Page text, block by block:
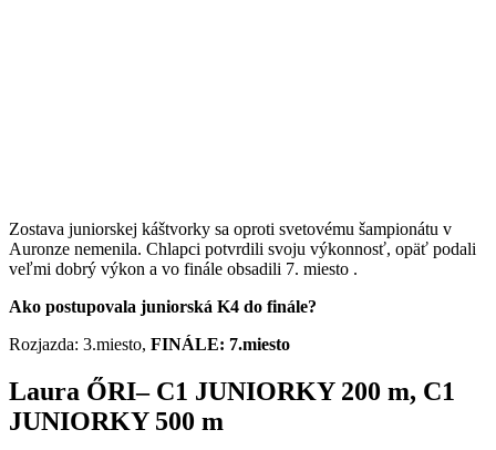
Zostava juniorskej káštvorky sa oproti svetovému šampionátu v
Auronze nemenila. Chlapci potvrdili svoju výkonnosť, opäť podali
veľmi dobrý výkon a vo finále obsadili 7. miesto .
Ako postupovala juniorská K4 do finále?
Rozjazda: 3.miesto, FINÁLE: 7.miesto
Laura ŐRI– C1 JUNIORKY200 m, C1
JUNIORKY500 m